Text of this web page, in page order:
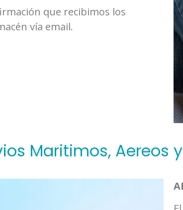
que recibimos los
vía email.
Maritimos, Aereos